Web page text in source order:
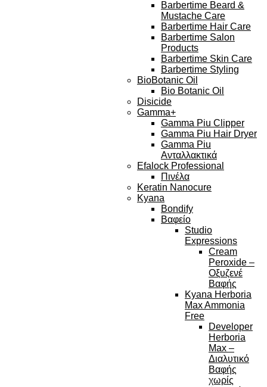
Barbertime Beard &
Mustache Care
Barbertime Hair Care
Barbertime Salon
Products
Barbertime Skin Care
Barbertime Styling
BioBotanic Oil
Bio Botanic Oil
Disicide
Gamma+
Gamma Piu Clipper
Gamma Piu Hair Dryer
Gamma Piu
Ανταλλακτικά
Efalock Professional
Πινέλα
Keratin Nanocure
Kyana
Bondify
Βαφείο
Studio
Expressions
Cream
Peroxide –
Οξυζενέ
Βαφής
Kyana Herboria
Max Ammonia
Free
Developer
Herboria
Max –
Διαλυτικό
Βαφής
χωρίς